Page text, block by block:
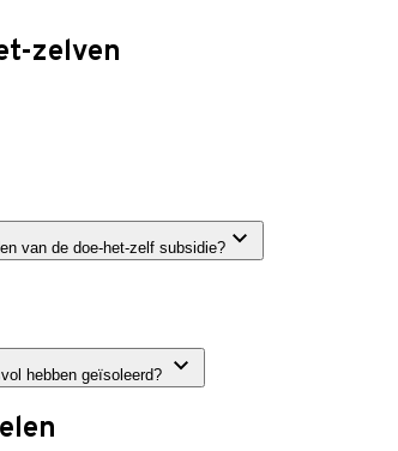
zelven
van de doe-het-zelf subsidie?
hebben geïsoleerd?